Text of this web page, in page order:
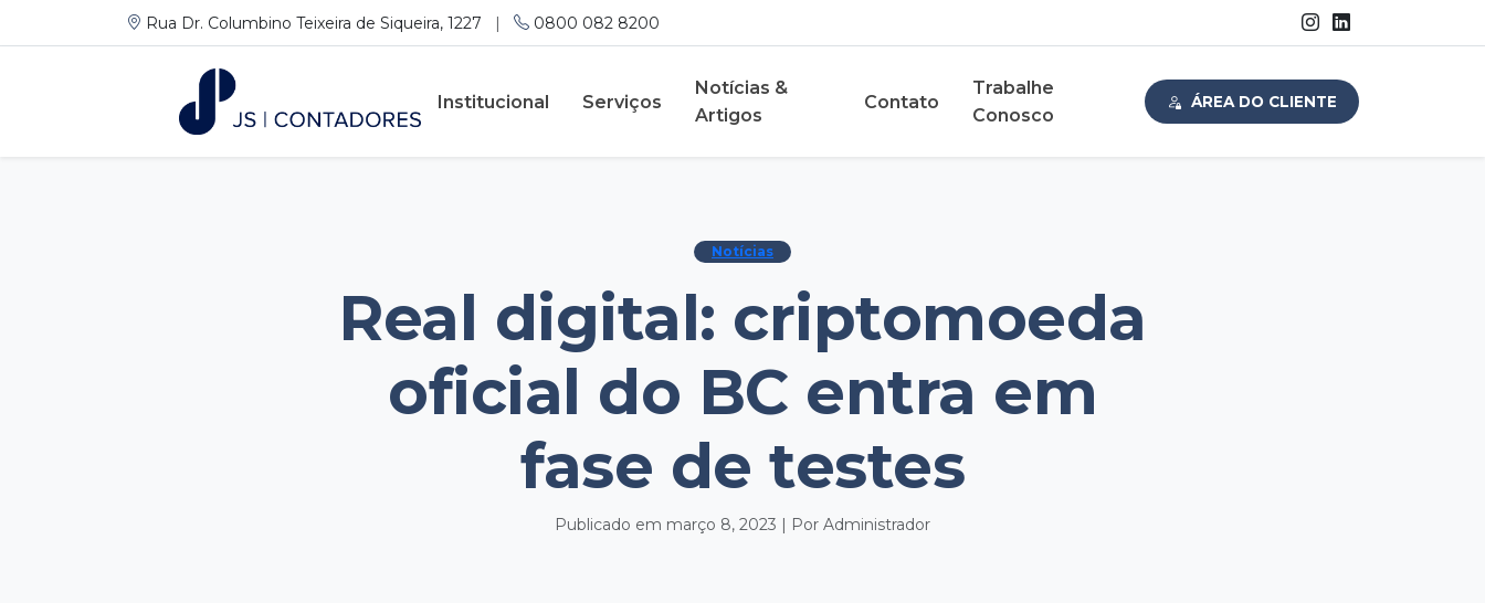
Rua Dr. Columbino Teixeira de Siqueira, 1227 | 0800 082 8200
Institucional Serviços
Notícias &
Artigos
Contato
Trabalhe
Conosco
ÁREA DO CLIENTE
Notícias
Real digital: criptomoeda
oficial do BC entra em
fase de testes
Publicado em março 8, 2023 | Por Administrador